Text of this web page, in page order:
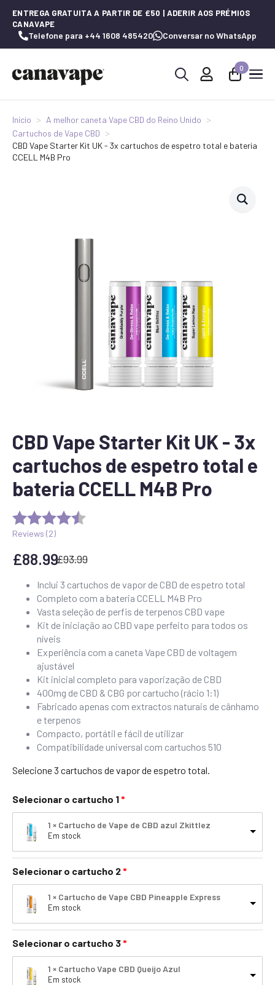
ENTREGA GRATUITA A PARTIR DE £50 | ADERIR AOS PRÉMIOS
CANAVAPE
Telefone para +44 1608 485420 Conversar no WhatsApp
0
Início
A melhor caneta Vape CBD do Reino Unido
Cartuchos de Vape CBD
CBD Vape Starter Kit UK - 3x cartuchos de espetro total e bateria
CCELL M4B Pro
CBD Vape Starter Kit UK - 3x
cartuchos de espetro total e
bateria CCELL M4B Pro
Reviews (2)
£93.99
£88.99
Inclui 3 cartuchos de vapor de CBD de espetro total
Completo com a bateria CCELL M4B Pro
Vasta seleção de perfis de terpenos CBD vape
Kit de iniciação ao CBD vape perfeito para todos os
níveis
Experiência com a caneta Vape CBD de voltagem
ajustável
Kit inicial completo para vaporização de CBD
400mg de CBD & CBG por cartucho (rácio 1:1)
Fabricado apenas com extractos naturais de cânhamo
e terpenos
Compacto, portátil e fácil de utilizar
Compatibilidade universal com cartuchos 510
Selecione 3 cartuchos de vapor de espetro total.
Selecionar o cartucho 1
1 × Cartucho de Vape de CBD azul Zkittlez
Em stock
Selecionar o cartucho 2
1 × Cartucho de Vape CBD Pineapple Express
Em stock
Selecionar o cartucho 3
1 × Cartucho Vape CBD Queijo Azul
Em stock